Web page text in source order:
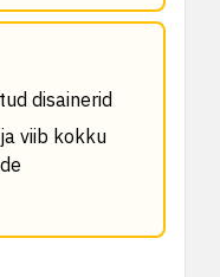
disainerid
viib kokku